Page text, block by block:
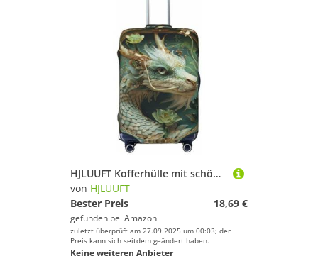
HJLUUFT Kofferhülle mit schönem grünen Drachen-Druck, Reisegepäck-Abdeckung, waschbar, kratzfest, Schwarz , XL
von HJLUUFT
Bester Preis
18,69 €
gefunden bei Amazon
zuletzt überprüft am 27.09.2025 um 00:03; der
Preis kann sich seitdem geändert haben.
Keine weiteren Anbieter